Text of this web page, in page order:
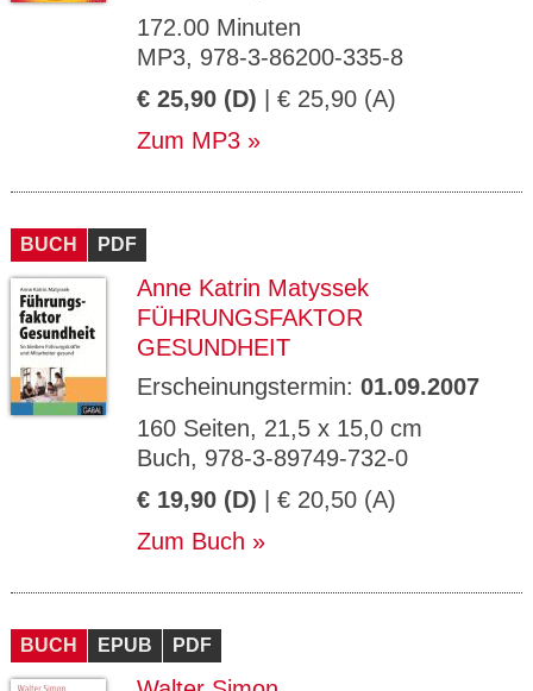
172.00 Minuten
MP3, 978-3-86200-335-8
€ 25,90 (D) | € 25,90 (A)
Zum MP3
BUCH PDF
Anne Katrin Matyssek
FÜHRUNGSFAKTOR
GESUNDHEIT
Erscheinungstermin: 01.09.2007
160 Seiten, 21,5 x 15,0 cm
Buch, 978-3-89749-732-0
€ 19,90 (D) | € 20,50 (A)
Zum Buch
BUCH EPUB PDF